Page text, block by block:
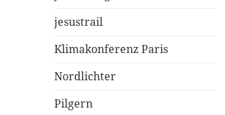
jesustrail
Klimakonferenz Paris
Nordlichter
Pilgern